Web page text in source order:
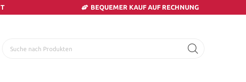
BEQUEMER KAUF AUF RECHNUNG